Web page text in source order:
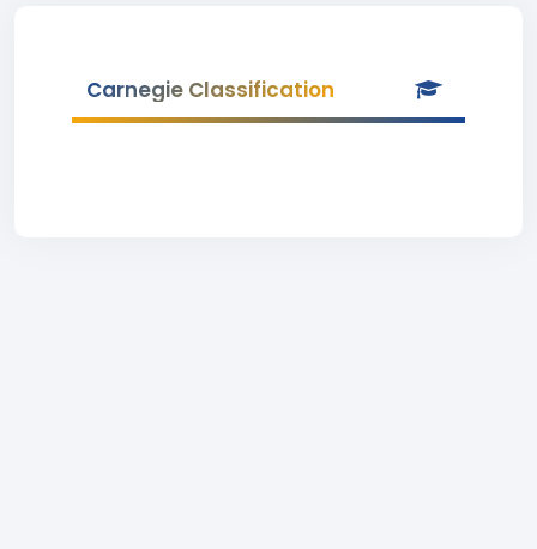
Carnegie Classification